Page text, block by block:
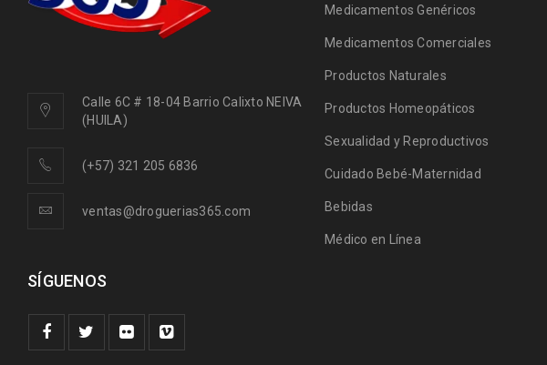
Calle 6C # 18-04 Barrio Calixto NEIVA
(HUILA)
(+57) 321 205 6836
ventas@droguerias365.com
SÍGUENOS
Medicamentos Genéricos
Medicamentos Comerciales
Productos Naturales
Productos Homeopáticos
Sexualidad y Reproductivos
Cuidado Bebé-Maternidad
Bebidas
Médico en Línea